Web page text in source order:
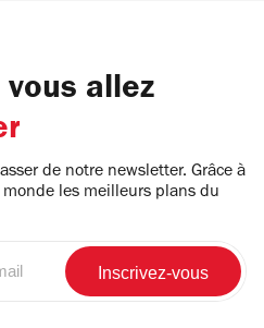
allez
de notre newsletter. Grâce à
les meilleurs plans du